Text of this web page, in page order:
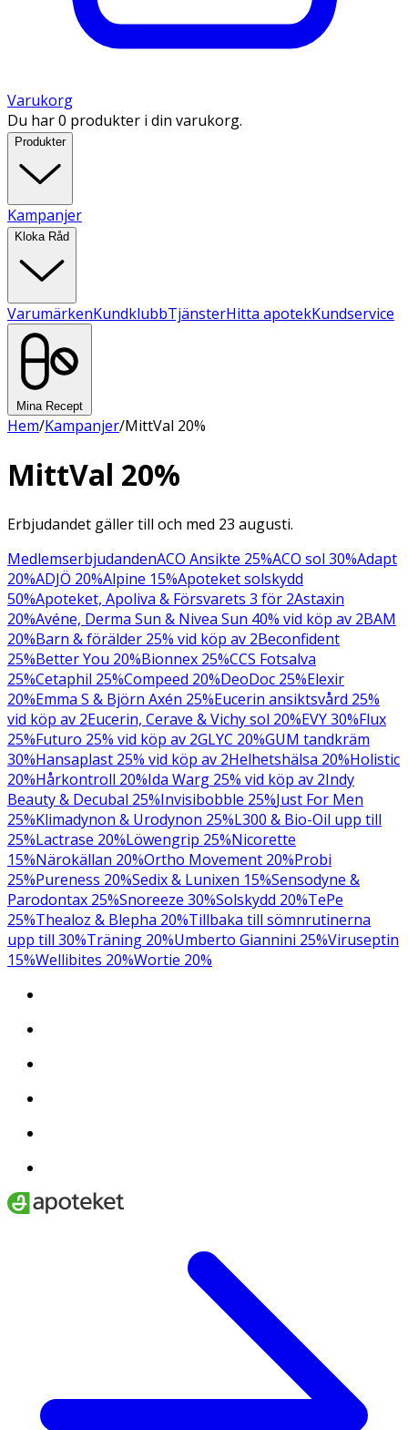
Varukorg
Du har 0 produkter i din varukorg.
Produkter
Kampanjer
Kloka Råd
VarumärkenKundklubbTjänsterHitta apotekKundservice
Mina Recept
Hem/Kampanjer/MittVal 20%
MittVal 20%
Erbjudandet gäller till och med 23 augusti.
MedlemserbjudandenACO Ansikte 25%ACO sol 30%Adapt
20%ADJÖ 20%Alpine 15%Apoteket solskydd
50%Apoteket, Apoliva & Försvarets 3 för 2Astaxin
20%Avéne, Derma Sun & Nivea Sun 40% vid köp av 2BAM
20%Barn & förälder 25% vid köp av 2Beconfident
25%Better You 20%Bionnex 25%CCS Fotsalva
25%Cetaphil 25%Compeed 20%DeoDoc 25%Elexir
20%Emma S & Björn Axén 25%Eucerin ansiktsvård 25%
vid köp av 2Eucerin, Cerave & Vichy sol 20%EVY 30%Flux
25%Futuro 25% vid köp av 2GLYC 20%GUM tandkräm
30%Hansaplast 25% vid köp av 2Helhetshälsa 20%Holistic
20%Hårkontroll 20%Ida Warg 25% vid köp av 2Indy
Beauty & Decubal 25%Invisibobble 25%Just For Men
25%Klimadynon & Urodynon 25%L300 & Bio-Oil upp till
25%Lactrase 20%Löwengrip 25%Nicorette
15%Närokällan 20%Ortho Movement 20%Probi
25%Pureness 20%Sedix & Lunixen 15%Sensodyne &
Parodontax 25%Snoreeze 30%Solskydd 20%TePe
25%Thealoz & Blepha 20%Tillbaka till sömnrutinerna
upp till 30%Träning 20%Umberto Giannini 25%Viruseptin
15%Wellibites 20%Wortie 20%